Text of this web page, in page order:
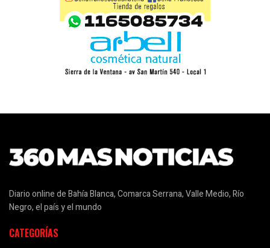
Diario online de Bahía Blanca, Comarca Serrana, Valle Medio, Río
Negro, el país y el mundo
CATEGORÍAS